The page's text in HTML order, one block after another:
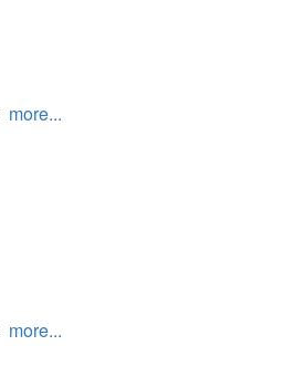
more...
more...